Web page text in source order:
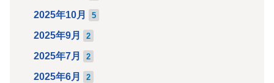
2025年10月 5
2025年9月 2
2025年7月 2
2025年6月 2